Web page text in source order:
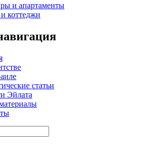
и апартаменты
коттеджи
статьи
Эйлата